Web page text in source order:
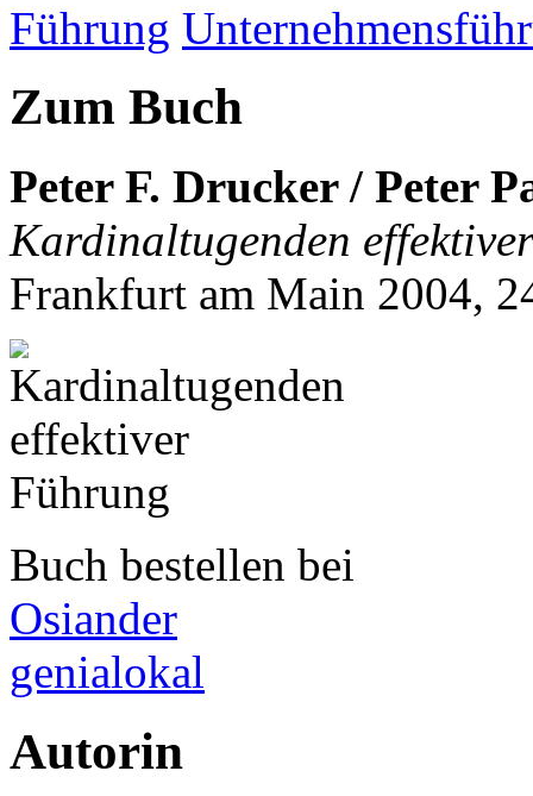
Führung
Zum Buch
Peter F. Drucker / Peter
Kardinaltugenden
Frankfurt am Main 2004,
Buch bestellen bei
Osiander
genialokal
Autorin